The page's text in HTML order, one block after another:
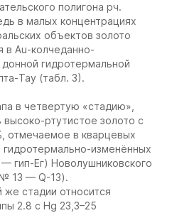
полигона рч.
в малых концентрациях
объектов золото
в Au-колчеданно-
гидротермальной
Тау (табл. 3).
в четвертую «стадию»,
ртутистое золото с
отмечаемое в кварцевых
изменённых
гип-Ег) Новолушниковского
13 — Q-13).
стадии относится
2.8 с Hg 23,3–25